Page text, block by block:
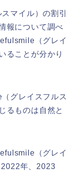
マイル）の割引
報について調べ
（グレイ
ることが分かり
グレイスフルス
るものは自然と
（グレイ
年、2023